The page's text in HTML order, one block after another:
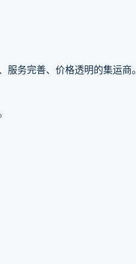
务完善、价格透明的集运商。